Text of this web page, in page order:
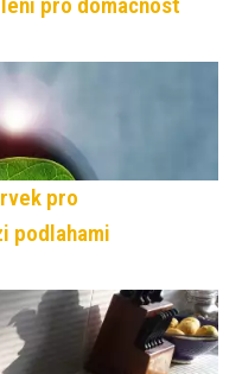
pro
podlahami